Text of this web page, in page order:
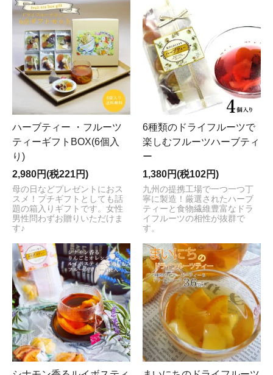
ハーブティー ・フルーツ
ティーギフトBOX(6個入
り)
2,980円(税221円)
母の日などプレゼントにおス
スメ！プチギフトとしても話
題の箱入りギフトです。女性
男性問わずお贈りいただけま
す♪
6種類のドライフルーツで
楽しむフルーツハーブティ
ー
1,380円(税102円)
九州の提携工場で一つ一つ丁
寧に製造！厳選されたハーブ
ティーと食物繊維豊富なドラ
イフルーツの相性が抜群で
す。